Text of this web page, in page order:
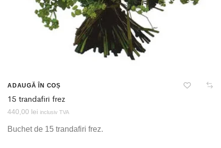
ADAUGĂ ÎN COȘ
15 trandafiri frez
440,00 lei inclusiv TVA
Buchet de 15 trandafiri frez.